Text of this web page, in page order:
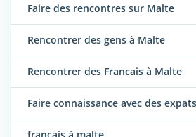
Faire des rencontres sur Malte
Rencontrer des gens à Malte
Rencontrer des Francais à Malte
Faire connaissance avec des
français à malte